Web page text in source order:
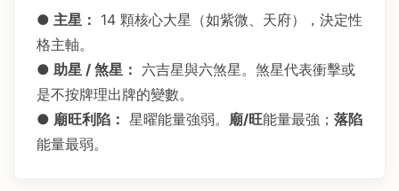
● 主星： 14 顆核心大星（如紫微、天府），決定性
格主軸。
● 助星 / 煞星： 六吉星與六煞星。煞星代表衝擊或
是不按牌理出牌的變數。
● 廟旺利陷： 星曜能量強弱。 廟/旺能量最強； 落陷
能量最弱。